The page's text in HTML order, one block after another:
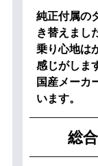
純正付属の
き替えまし
乗り心地は
感じがしま
国産メーカ
います。
総